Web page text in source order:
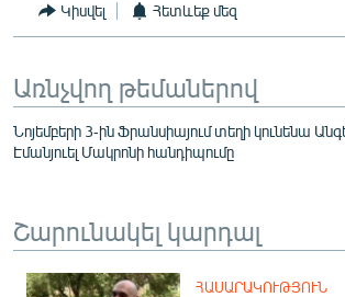
Կիսվել Հետևեք մեզ
Առնչվող թեմաներով
Նոյեմբերի 3-ին Ֆրանսիայում տեղի կունենա
Էմանյուել Մակրոնի հանդիպումը
Շարունակել կարդալ
ՀԱՍԱՐԱԿՈՒԹՅՈՒՆ